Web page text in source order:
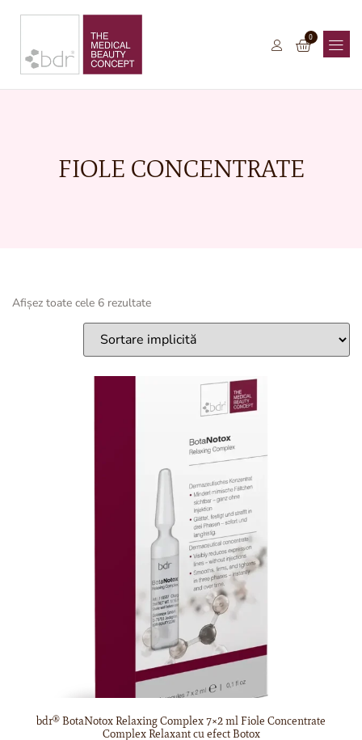
0
FIOLE CONCENTRATE
Afișez toate cele 6 rezultate
bdr® BotaNotox Relaxing Complex 7×2 ml Fiole Concentrate
Complex Relaxant cu efect Botox